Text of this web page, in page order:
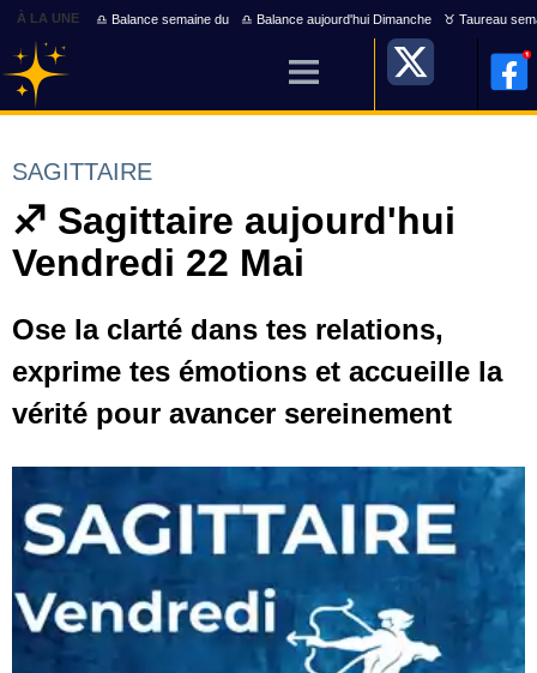
À LA UNE ♎ Balance semaine du ♎ Balance aujourd'hui Dimanche ♉ Taureau
SAGITTAIRE
♐ Sagittaire aujourd'hui
Vendredi 22 Mai
Ose la clarté dans tes relations,
exprime tes émotions et accueille la
vérité pour avancer sereinement